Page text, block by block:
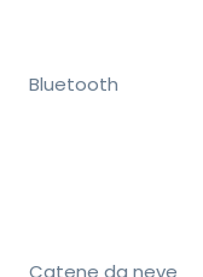
Bluetooth
Catene da neve